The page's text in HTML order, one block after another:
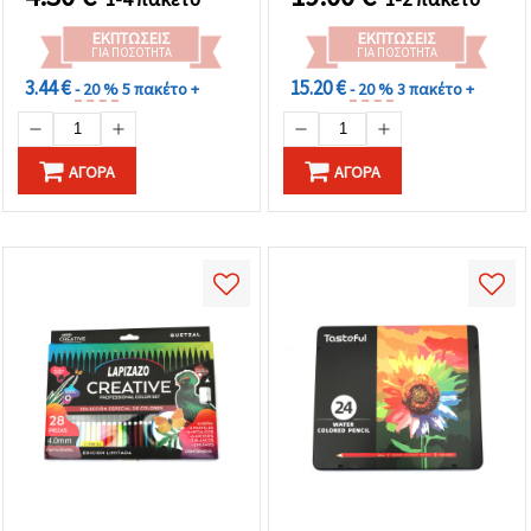
ΕΚΠΤΏΣΕΙΣ
ΓΙΑ ΠΟΣΌΤΗΤΑ
3.44 €- 20 %5 πακέτο +
ΑΓΟΡΆ
ΕΚΠΤΏΣΕΙΣ
ΓΙΑ ΠΟΣΌΤΗΤΑ
15.20 €- 20 %3 πακέτο +
ΑΓΟΡΆ